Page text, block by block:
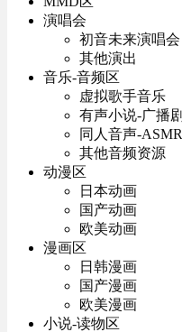
演唱会
初音未来演唱会
其他演出
音乐-音频区
虚拟歌手音乐
有声小说-广播剧
同人音声-
其他音频资源
动漫区
日本动画
国产动画
欧美动画
漫画区
日韩漫画
国产漫画
欧美漫画
小说-读物区